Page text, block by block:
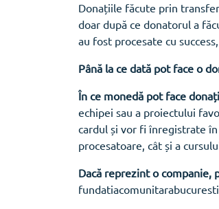
Donațiile făcute prin
doar după ce donatorul a
au fost procesate cu
Până la ce dată pot face o
În ce monedă pot face
echipei sau a proiectului
cardul și vor fi înregistrate
procesatoare, cât și a
Dacă reprezint o companie,